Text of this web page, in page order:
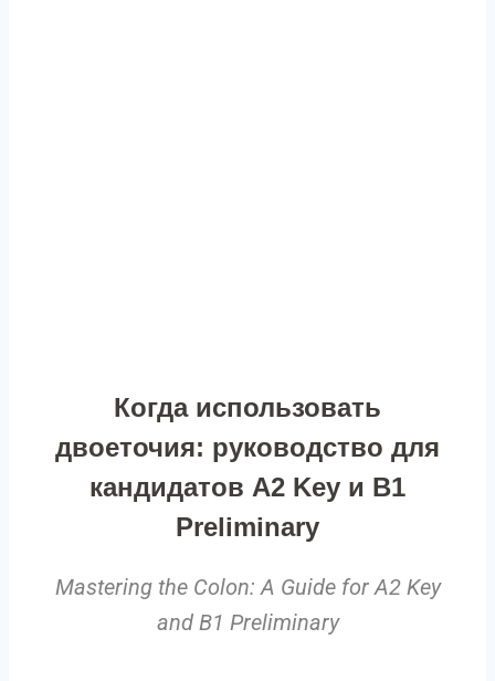
Когда использовать
двоеточия: руководство для
кандидатов A2 Key и B1
Preliminary
Mastering the Colon: A Guide for A2 Key
and B1 Preliminary